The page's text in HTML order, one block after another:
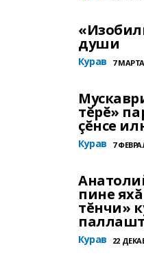
души
Курав 7 МАРТА
тĕрĕ»
çĕнсе
Курав 7
пине
тĕнчи»
Курав 22